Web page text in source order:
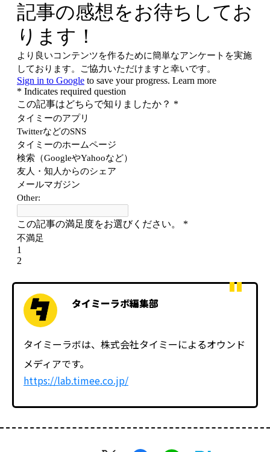
タイミーラボ編集部
タイミーラボは、株式会社タイミーによるオウンド
メディアです。
https://lab.timee.co.jp/